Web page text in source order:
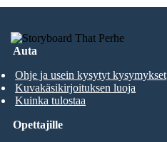
Auta
Ohje ja usein kysytyt kysymykset
Kuvakäsikirjoituksen luoja
Kuinka tulostaa
Opettajille